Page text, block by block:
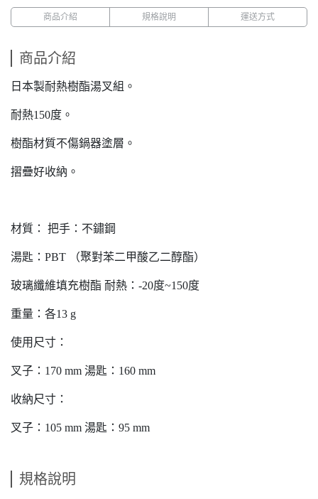
商品介紹 規格說明 運送方式
商品介紹
日本製耐熱樹酯湯叉組。
耐熱150度。
樹酯材質不傷鍋器塗層。
摺疊好收納。
材質： 把手：不鏽鋼
湯匙：PBT （聚對苯二甲酸乙二醇酯）
玻璃纖維填充樹酯 耐熱：-20度~150度
重量：各13 g
使用尺寸：
叉子：170 mm 湯匙：160 mm
收納尺寸：
叉子：105 mm 湯匙：95 mm
規格說明